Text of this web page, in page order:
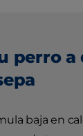
perro a
baja en